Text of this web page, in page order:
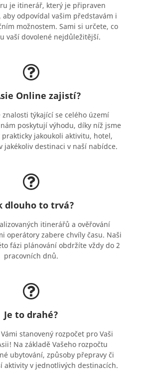
je itinerář, který je připraven
odpovídal vašim představám i
možnostem. Sami si určete, co
vaší dovolené nejdůležitější.
Online zajistí?
znalosti týkající se celého území
poskytují výhodu, díky níž jsme
jakoukoli aktivitu, hotel,
jakékoliv destinaci v naší nabídce.
dlouho to trvá?
itinerářů a ověřování
operátory zabere chvíly času. Naši
fázi plánování obdržíte vždy do 2
pracovních dnů.
Je to drahé?
stanovený rozpočet pro Vaši
Na základě Vašeho rozpočtu
ubytování, způsoby přepravy či
aktivity v jednotlivých destinacích.